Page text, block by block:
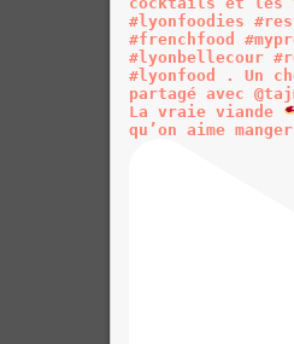
La vraie viande
qu’on aime manger